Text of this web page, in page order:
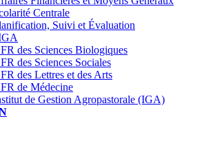
Centrale
Suivi et Évaluation
des Sciences Biologiques
des Sciences Sociales
des Lettres et des Arts
de Médecine
de Gestion Agropastorale (IGA)